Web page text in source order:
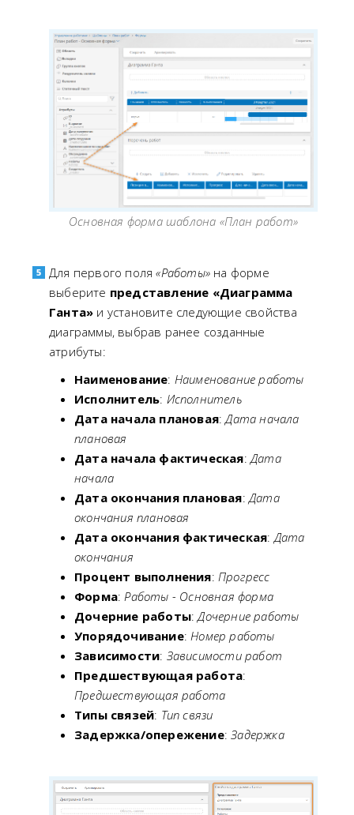
Основная форма шаблона «План работ»
Для первого поля«Работы» на форме
выберите представление «Диаграмма
Ганта» и установите следующие свойства
диаграммы, выбрав ранее созданные
атрибуты:
Наименование: Наименование работы
Исполнитель: Исполнитель
Дата начала плановая:Дата начала
плановая
Дата начала фактическая:Дата
начала
Дата окончания плановая:Дата
окончания плановая
Дата окончания фактическая:Дата
окончания
Процент выполнения:Прогресс
Форма:Работы - Основная форма
Дочерние работы:Дочерние работы
Упорядочивание:Номер работы
Зависимости: Зависимости работ
Предшествующая работа:
Предшествующая работа
Типы связей: Тип связи
Задержка/опережение:Задержка